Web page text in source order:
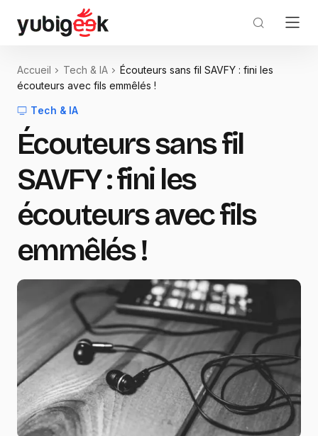
Accueil Tech & IA
Écouteurs sans fil SAVFY : fini les
écouteurs avec fils emmêlés !
Tech & IA
Écouteurs sans fil
SAVFY : fini les
écouteurs avec fils
emmêlés !